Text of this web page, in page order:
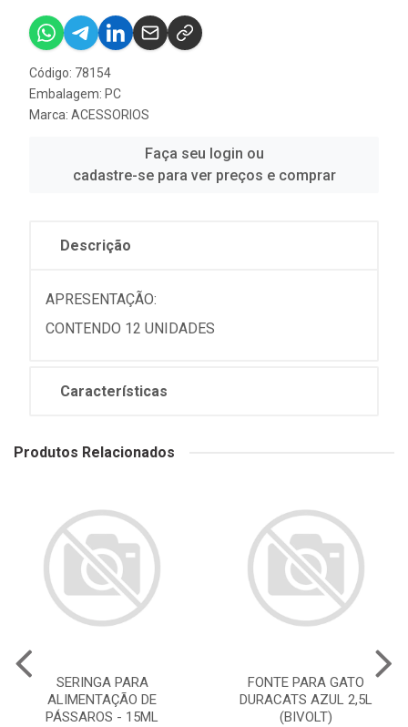
Código: 78154
Embalagem: PC
Marca: ACESSORIOS
Faça seu login ou
cadastre-se para ver preços e comprar
Descrição
APRESENTAÇÃO:
CONTENDO 12 UNIDADES
Características
Produtos Relacionados
SERINGA PARA
ALIMENTAÇÃO DE
PÁSSAROS - 15ML
FONTE PARA GATO
DURACATS AZUL 2,5L
(BIVOLT)